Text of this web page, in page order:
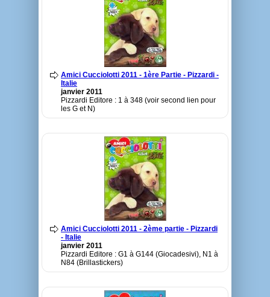
Amici Cucciolotti 2011 - 1ère Partie - Pizzardi -
Italie
janvier 2011
Pizzardi Editore : 1 à 348 (voir second lien pour
les G et N)
Amici Cucciolotti 2011 - 2ème partie - Pizzardi
- Italie
janvier 2011
Pizzardi Editore : G1 à G144 (Giocadesivi), N1 à
N84 (Brillastickers)